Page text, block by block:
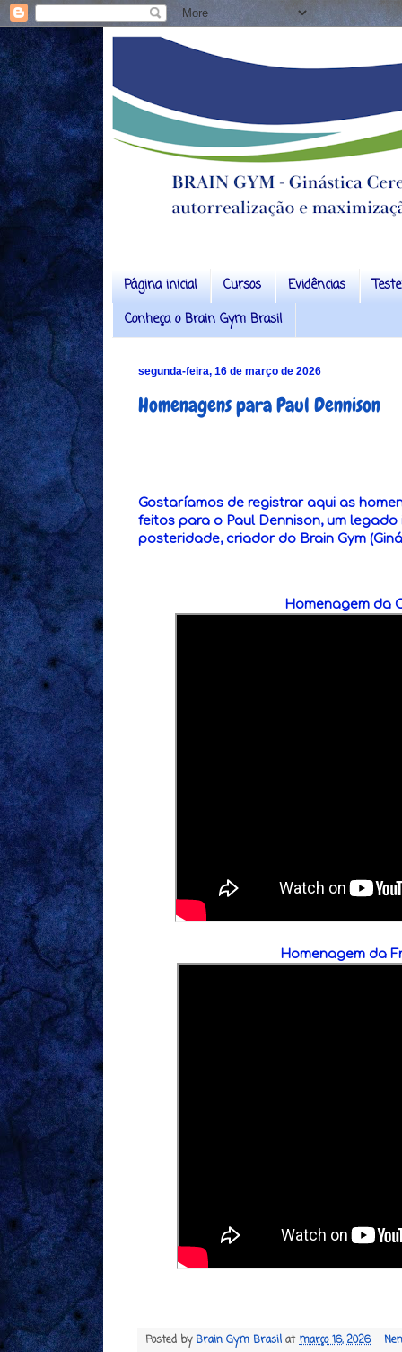
Página inicial Cursos Evidências
Conheça o Brain Gym Brasil
segunda-feira, 16 de março de 2026
Homenagens para Paul Dennison
Gostaríamos de registrar aqui as
feitos para o Paul Dennison, um
posteridade, criador do Brain Gym
Homenagem da
Homenagem da
Posted by Brain Gym Brasil atmarço 16, 2026